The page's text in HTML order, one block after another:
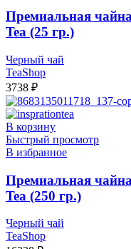
Премиальная
Tea (25 гр.)
Черный чай
TeaShop
3738 ₽
В корзину
Быстрый просмотр
В избранное
Премиальная
Tea (250 гр.)
Черный чай
TeaShop